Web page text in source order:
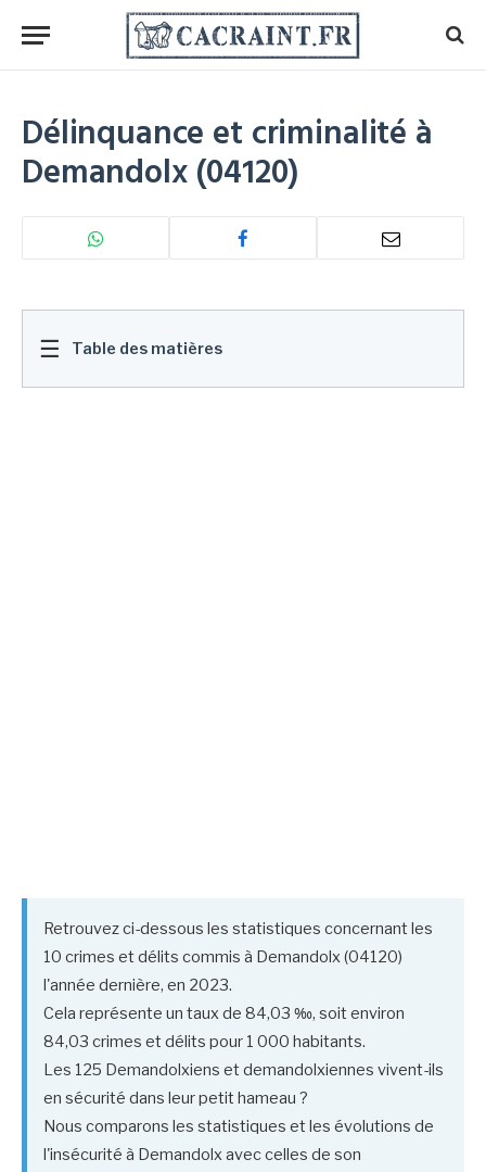
Délinquance et criminalité à
Demandolx (04120)
☰ Table des matières
Retrouvez ci-dessous les statistiques concernant les
10 crimes et délits commis à Demandolx (04120)
l'année dernière, en 2023.
Cela représente un taux de 84,03 ‰, soit environ
84,03 crimes et délits pour 1 000 habitants.
Les 125 Demandolxiens et demandolxiennes vivent-ils
en sécurité dans leur petit hameau ?
Nous comparons les statistiques et les évolutions de
l'insécurité à Demandolx avec celles de son